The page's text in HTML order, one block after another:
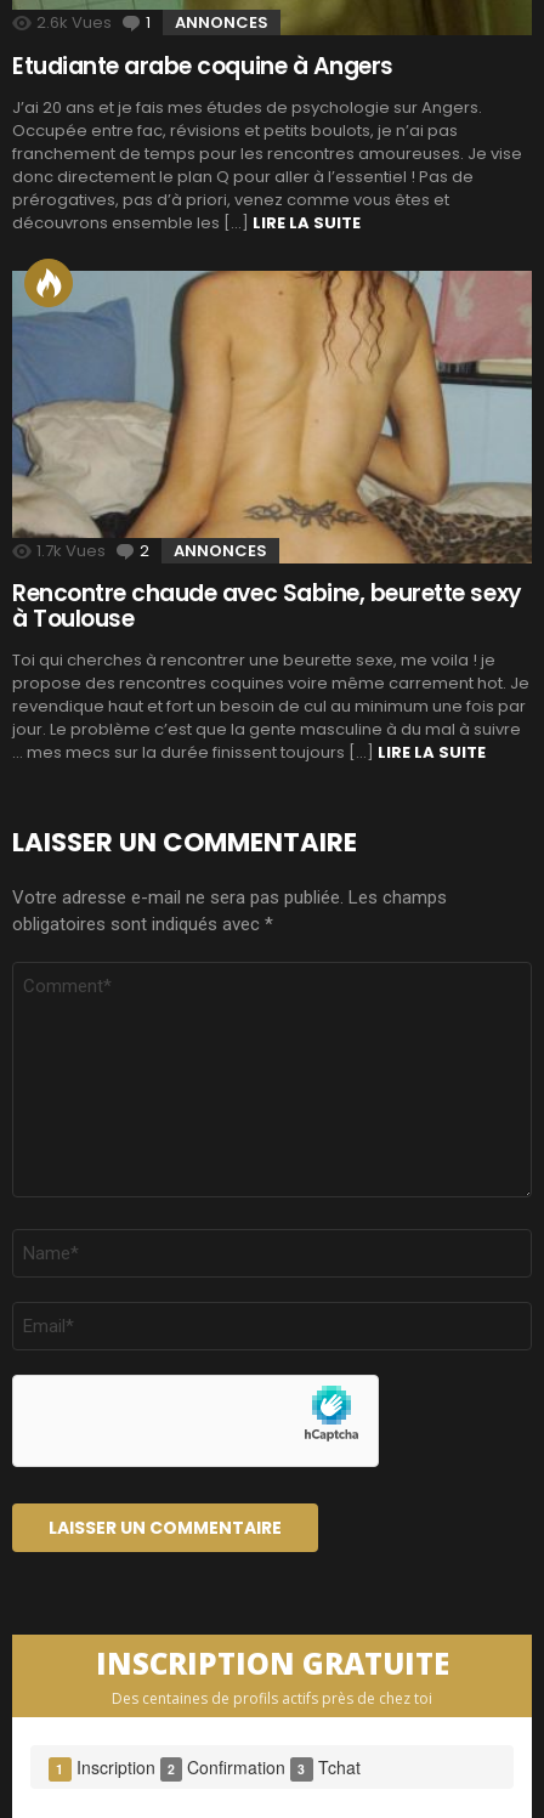
2.6k Vues 1 Commentaire
ANNONCES
Etudiante arabe coquine à Angers
J’ai 20 ans et je fais mes études de psychologie sur Angers.
Occupée entre fac, révisions et petits boulots, je n’ai pas
franchement de temps pour les rencontres amoureuses. Je vise
donc directement le plan Q pour aller à l’essentiel ! Pas de
prérogatives, pas d’à priori, venez comme vous êtes et
découvrons ensemble les […] LIRE LA SUITE
1.7k Vues 2 Commentaires
ANNONCES
Rencontre chaude avec Sabine, beurette sexy
à Toulouse
Toi qui cherches à rencontrer une beurette sexe, me voila ! je
propose des rencontres coquines voire même carrement hot. Je
revendique haut et fort un besoin de cul au minimum une fois par
jour. Le problème c’est que la gente masculine à du mal à suivre
… mes mecs sur la durée finissent toujours […] LIRE LA SUITE
LAISSER UN COMMENTAIRE
Votre adresse e-mail ne sera pas publiée. Les champs
obligatoires sont indiqués avec *
COMMENTAIRE
NOM
E-
MAIL
INSCRIPTION GRATUITE
Des centaines de profils actifs près de chez toi